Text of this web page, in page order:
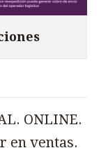
ONLINE.
en ventas.